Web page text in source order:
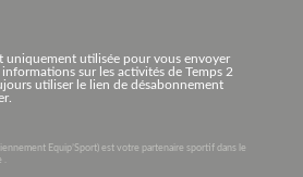
uniquement utilisée pour vous envoyer
sur les activités de Temps 2
utiliser le lien de désabonnement
Equip’Sport) est votre partenaire sportif dans le